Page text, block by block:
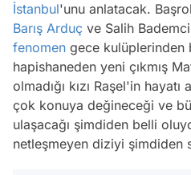
İstanbul'unu anlatacak.
Barış Arduç ve Salih
fenomen gece kulüplerinden
hapishaneden yeni çıkmış
olmadığı kızı Raşel'in
çok konuya değineceği ve
ulaşacağı şimdiden belli
netleşmeyen diziyi şimdiden